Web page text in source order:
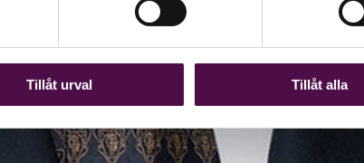
Tillåt urval Tillåt alla